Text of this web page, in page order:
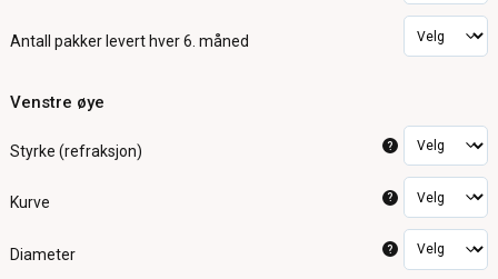
Antall pakker levert hver 6. måned
Venstre øye
Styrke (refraksjon) ?
Kurve ?
Diameter ?